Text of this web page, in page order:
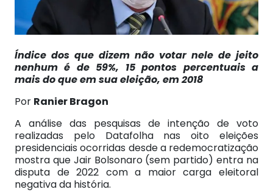
Índice dos que dizem não votar nele de jeito
nenhum é de 59%, 15 pontos percentuais a
mais do que em sua eleição, em 2018
Por Ranier Bragon
A análise das pesquisas de intenção de voto
realizadas pelo Datafolha nas oito eleições
presidenciais ocorridas desde a redemocratização
mostra que Jair Bolsonaro (sem partido) entra na
disputa de 2022 com a maior carga eleitoral
negativa da história.